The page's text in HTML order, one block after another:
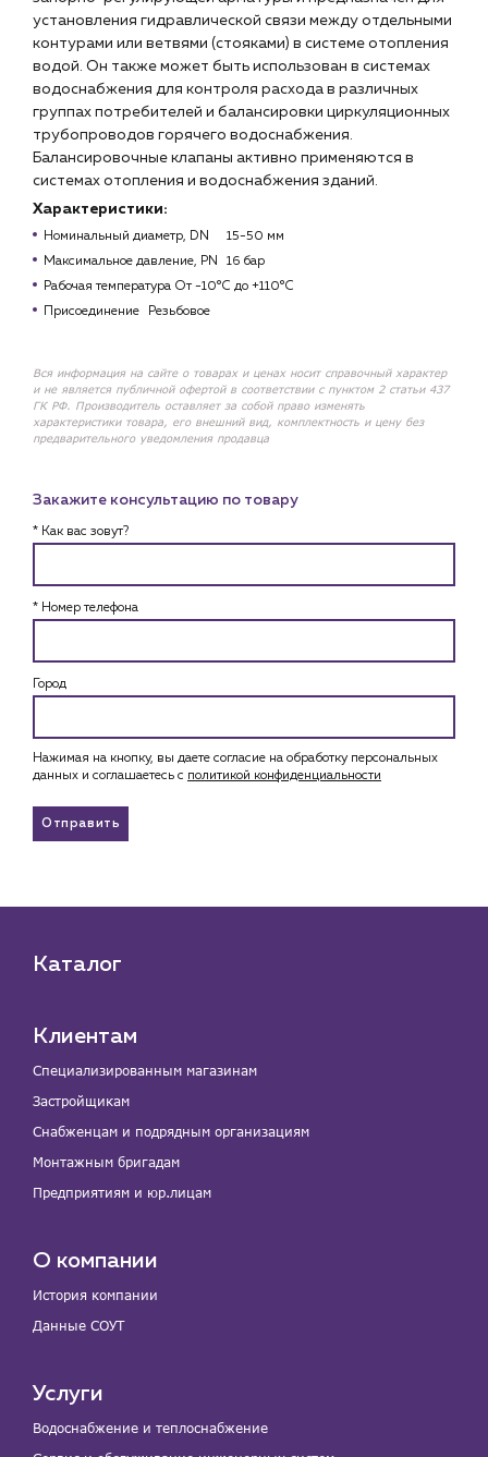
установления гидравлической связи между отдельными
контурами или ветвями (стояками) в системе отопления
водой. Он также может быть использован в системах
водоснабжения для контроля расхода в различных
группах потребителей и балансировки циркуляционных
трубопроводов горячего водоснабжения.
Балансировочные клапаны активно применяются в
системах отопления и водоснабжения зданий.
Характеристики:
Номинальный диаметр, DN
15-50 мм
Максимальное давление, РN
16 бар
Рабочая температура От -10°С до +110°С
Присоединение
Резьбовое
Вся информация на сайте о товарах и ценах носит справочный характер
и не является публичной офертой в соответствии с пунктом 2 статьи 437
ГК РФ. Производитель оставляет за собой право изменять
характеристики товара, его внешний вид, комплектность и цену без
предварительного уведомления продавца
Закажите консультацию по товару
* Как вас зовут?
* Номер телефона
Город
Нажимая на кнопку, вы даете согласие на обработку персональных
данных и соглашаетесь c политикой конфиденциальности
Отправить
Каталог
Клиентам
Специализированным магазинам
Застройщикам
Снабженцам и подрядным организациям
Монтажным бригадам
Предприятиям и юр.лицам
О компании
История компании
Данные СОУТ
Услуги
Водоснабжение и теплоснабжение